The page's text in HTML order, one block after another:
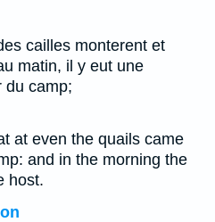
cailles monterent et
matin, il y eut une
du camp;
at even the quails came
and in the morning the
host.